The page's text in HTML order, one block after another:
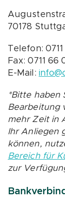
70178
Telefon:
Fax: 0711 66
E-Mail:
*Bitte haben
Bearbeitung
mehr Zeit in
Ihr Anliegen
können,
Bereich für
zur